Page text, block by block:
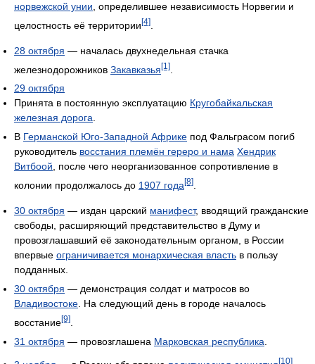
норвежской унии , определившее независимость Норвегии и
целостность её территории [4]
28 октября — началась двухнедельная стачка
железнодорожников Закавказья[1]
29 октября
Принята в постоянную эксплуатацию Кругобайкальская
железная дорога.
В Германской Юго-Западной Африке под Фальграсом погиб
руководитель восстания племён гереро и нама Хендрик
Витбоой, после чего неорганизованное сопротивление в
колонии продолжалось до 1907 года [8]
30 октября — издан царский манифест, вводящий гражданские
свободы, расширяющий представительство в Думу и
провозглашавший её законодательным органом, в России
впервые ограничивается монархическая власть в пользу
подданных.
30 октября — демонстрация солдат и матросов во
Владивостоке . На следующий день в городе началось
восстание[9]
31 октября — провозглашена Марковская республика
[10]